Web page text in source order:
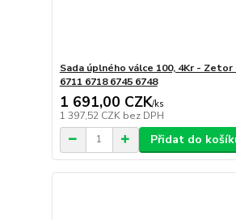
Sada úplného válce 100, 4Kr - Zetor
6711 6718 6745 6748
1 691,00 CZK/ks
1 397,52 CZK bez DPH
Přidat do